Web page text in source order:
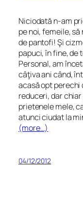
Niciodată n-am
pe noi, femeile,
de pantofi! Şi
papuci, în fine, de
Personal, am
câţiva ani când,
acasă opt perechi
reduceri, dar
prietenele mele,
atunci ciudat la
(more…)
04/12/2012